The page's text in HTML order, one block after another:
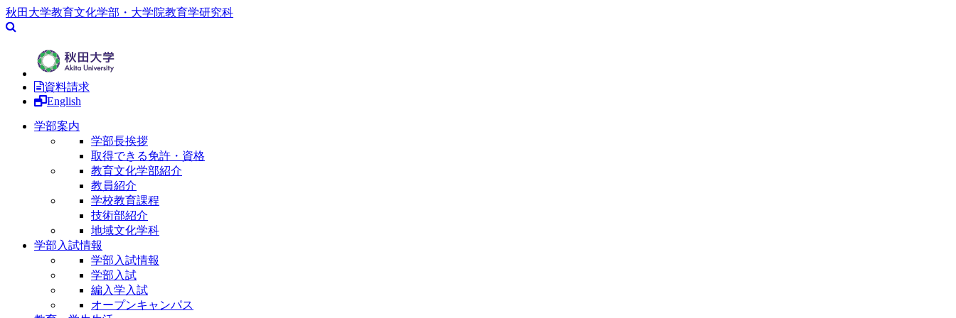
秋田大学教育文化学部・大学院教育学研究科
資料請求
English
学部案内
学部長挨拶
取得できる免許・資格
教育文化学部紹介
教員紹介
学校教育課程
技術部紹介
地域文化学科
学部入試情報
学部入試情報
学部入試
編入学入試
オープンキャンパス